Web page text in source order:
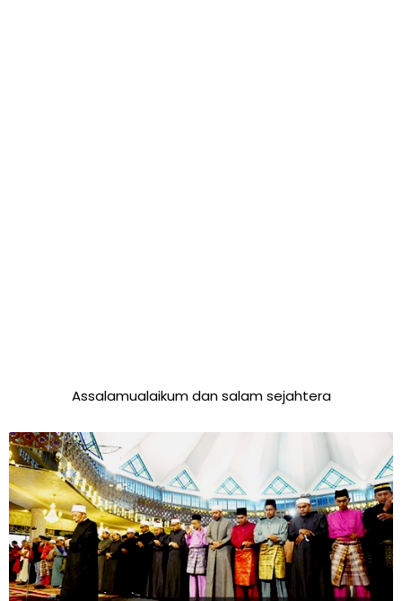
Assalamualaikum dan salam sejahtera